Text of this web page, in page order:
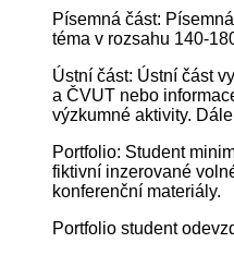
Písemná část:
téma v rozsahu 140-
Ústní část: Ústní část
a ČVUT nebo
výzkumné aktivity.
Portfolio: Student
fiktivní inzerované
konferenční materiály.
Portfolio student